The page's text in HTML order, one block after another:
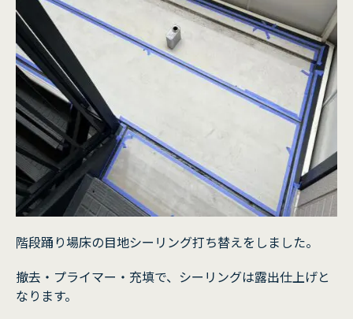
階段踊り場床の目地シーリング打ち替えをしました。
撤去・プライマー・充填で、シーリングは露出仕上げと
なります。